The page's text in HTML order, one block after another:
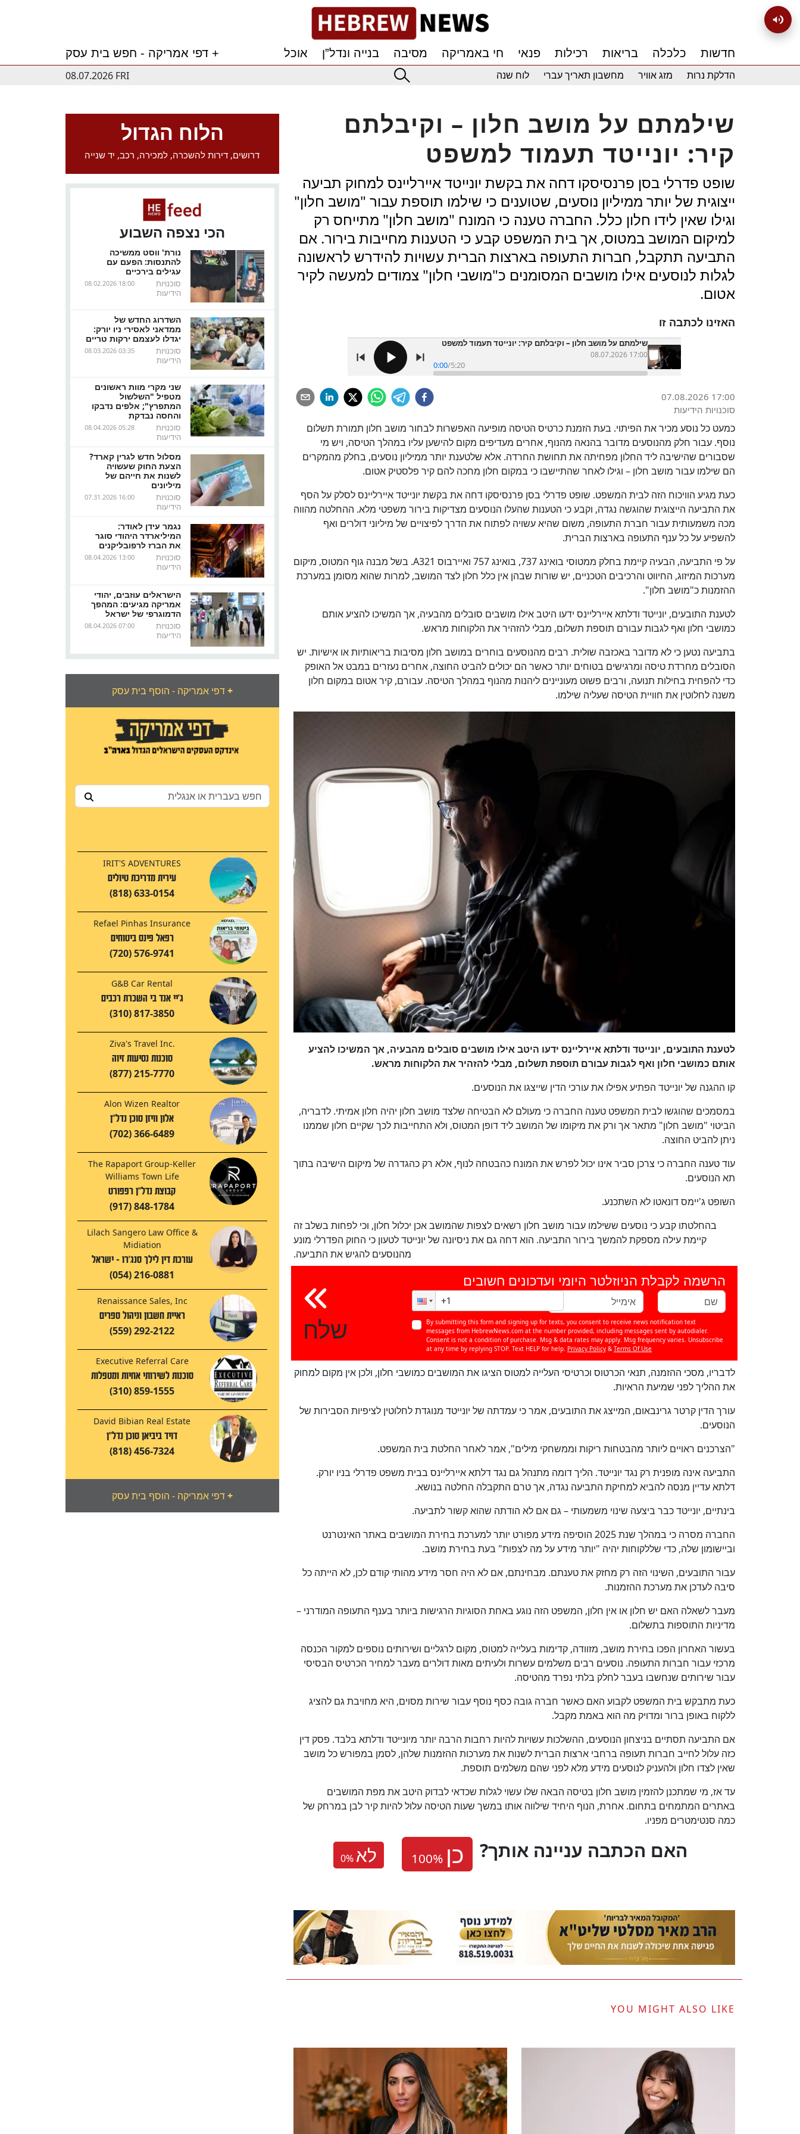
דפי אמריקה - חפש בית עסק + חדשות כלכלה בריאות רכילות פנאי חי באמריקה מסיבה בנייה ונדל”ן
אוכל
08.07.2026 FRI
הדלקת נרות מזג אוויר מחשבון תאריך עברי לוח שנה
הלוח הגדול
דרושים, דירות להשכרה, למכירה, רכב, יד שנייה
הכי נצפה השבוע
נורת' ווסט ממשיכה
להתנסות: הפעם עם
עגילים בירכיים
08.02.2026 18:00
סוכנויות
הידיעות
השדרוג החדש של
ממדאני לאסירי ניו יורק:
יגדלו לעצמם ירקות טריים
08.03.2026 03:35
סוכנויות
הידיעות
שני מקרי מוות ראשונים
מטפיל "השלשול
המתפרץ"; אלפים נדבקו
והחסה נבדקת
08.04.2026 05:28
סוכנויות
הידיעות
מסלול חדש לגרין קארד?
הצעת החוק שעשויה
לשנות את חייהם של
מיליונים
07.31.2026 16:00
סוכנויות
הידיעות
נגמר עידן לאודר:
המיליארדר היהודי סוגר
את הברז לרפובליקנים
08.04.2026 13:00
סוכנויות
הידיעות
הישראלים עוזבים, יהודי
אמריקה מגיעים: המהפך
הדמוגרפי של ישראל
08.04.2026 07:00
סוכנויות
הידיעות
דפי אמריקה - הוסף בית עסק+
IRIT'S ADVENTURES
עירית מדריכת טיולים
(818) 633-0154
Refael Pinhas Insurance
רפאל פינס ביטוחים
(720) 576-9741
G&B Car Rental
ג'יי אנד בי השכרת רכבים
(310) 817-3850
Ziva's Travel Inc.
סוכנות נסיעות זיוה
(877) 215-7770
Alon Wizen Realtor
אלון וויזן סוכן נדל"ן
(702) 366-6489
The Rapaport Group-Keller
Williams Town Life
קבוצת נדל"ן רפפורט
(917) 848-1784
Lilach Sangero Law Office &
Midiation
עורכת דין לילך סנג'רו - ישראל
(054) 216-0881
Renaissance Sales, Inc
ראיית חשבון וניהול ספרים
(559) 292-2122
Executive Referral Care
סוכנות לשירותי אחיות ומטפלות
(310) 859-1555
David Bibian Real Estate
דויד ביביאן סוכן נדל"ן
(818) 456-7324
דפי אמריקה - הוסף בית עסק+
שילמתם על מושב חלון – וקיבלתם
קיר: יונייטד תעמוד למשפט
שופט פדרלי בסן פרנסיסקו דחה את בקשת יונייטד איירליינס למחוק תביעה
ייצוגית של יותר ממיליון נוסעים, שטוענים כי שילמו תוספת עבור "מושב חלון"
וגילו שאין לידו חלון כלל. החברה טענה כי המונח "מושב חלון" מתייחס רק
למיקום המושב במטוס, אך בית המשפט קבע כי הטענות מחייבות בירור. אם
התביעה תתקבל, חברות התעופה בארצות הברית עשויות להידרש לראשונה
לגלות לנוסעים אילו מושבים המסומנים כ"מושבי חלון" צמודים למעשה לקיר
אטום.
האזינו לכתבה זו
שילמתם על מושב חלון – וקיבלתם קיר: יונייטד תעמוד למשפט
08.07.2026 17:00
0:00/5:20
07.08.2026 17:00
סוכנויות הידיעות
כמעט כל נוסע מכיר את הפיתוי. בעת הזמנת כרטיס הטיסה מופיעה האפשרות לבחור מושב חלון תמורת תשלום
נוסף. עבור חלק מהנוסעים מדובר בהנאה מהנוף, אחרים מעדיפים מקום להישען עליו במהלך הטיסה, ויש מי
שסבורים שהישיבה ליד החלון מפחיתה את תחושת החרדה. אלא שלטענת יותר ממיליון נוסעים, בחלק מהמקרים
הם שילמו עבור מושב חלון – וגילו לאחר שהתיישבו כי במקום חלון מחכה להם קיר פלסטיק אטום.
כעת מגיע הוויכוח הזה לבית המשפט. שופט פדרלי בסן פרנסיסקו דחה את בקשת יונייטד איירליינס לסלק על הסף
את התביעה הייצוגית שהוגשה נגדה, וקבע כי הטענות שהעלו הנוסעים מצדיקות בירור משפטי מלא. ההחלטה מהווה
מכה משמעותית עבור חברת התעופה, משום שהיא עשויה לפתוח את הדרך לפיצויים של מיליוני דולרים ואף
להשפיע על כל ענף התעופה בארצות הברית.
על פי התביעה, הבעיה קיימת בחלק ממטוסי בואינג 737, בואינג 757 ואיירבוס A321. בשל מבנה גוף המטוס, מיקום
מערכות המיזוג, החיווט והרכיבים הטכניים, יש שורות שבהן אין כלל חלון לצד המושב, למרות שהוא מסומן במערכת
ההזמנות כ"מושב חלון".
לטענת התובעים, יונייטד ודלתא איירליינס ידעו היטב אילו מושבים סובלים מהבעיה, אך המשיכו להציע אותם
כמושבי חלון ואף לגבות עבורם תוספת תשלום, מבלי להזהיר את הלקוחות מראש.
בתביעה נטען כי לא מדובר באכזבה שולית. רבים מהנוסעים בוחרים במושב חלון מסיבות בריאותיות או אישיות. יש
הסובלים מחרדת טיסה ומרגישים בטוחים יותר כאשר הם יכולים להביט החוצה, אחרים נעזרים במבט אל האופק
כדי להפחית בחילות תנועה, ורבים פשוט מעוניינים ליהנות מהנוף במהלך הטיסה. עבורם, קיר אטום במקום חלון
משנה לחלוטין את חוויית הטיסה שעליה שילמו.
לטענת התובעים, יונייטד ודלתא איירליינס ידעו היטב אילו מושבים סובלים מהבעיה, אך המשיכו להציע
אותם כמושבי חלון ואף לגבות עבורם תוספת תשלום, מבלי להזהיר את הלקוחות מראש.
קו ההגנה של יונייטד הפתיע אפילו את עורכי הדין שייצגו את הנוסעים.
במסמכים שהוגשו לבית המשפט טענה החברה כי מעולם לא הבטיחה שלצד מושב חלון יהיה חלון אמיתי. לדבריה,
הביטוי "מושב חלון" מתאר אך ורק את מיקומו של המושב ליד דופן המטוס, ולא התחייבות לכך שקיים חלון שממנו
ניתן להביט החוצה.
עוד טענה החברה כי צרכן סביר אינו יכול לפרש את המונח כהבטחה לנוף, אלא רק כהגדרה של מיקום הישיבה בתוך
תא הנוסעים.
השופט ג'יימס דונאטו לא השתכנע.
בהחלטתו קבע כי נוסעים ששילמו עבור מושב חלון רשאים לצפות שהמושב אכן יכלול חלון, וכי לפחות בשלב זה
קיימת עילה מספקת להמשך בירור התביעה. הוא דחה גם את ניסיונה של יונייטד לטעון כי החוק הפדרלי מונע
מהנוסעים להגיש את התביעה.
שלח
הרשמה לקבלת הניוזלטר היומי ועדכונים חשובים
By submitting this form and signing up for texts, you consent to receive news notification text
messages from HebrewNews.com at the number provided, including messages sent by autodialer.
Consent is not a condition of purchase. Msg & data rates may apply. Msg frequency varies. Unsubscribe
at any time by replying STOP. Text HELP for help. Privacy Policy & Terms Of Use
לדבריו, מסכי ההזמנה, תנאי הכרטוס וכרטיסי העלייה למטוס הציגו את המושבים כמושבי חלון, ולכן אין מקום למחוק
את ההליך לפני שמיעת הראיות.
עורך הדין קרטר גרינבאום, המייצג את התובעים, אמר כי עמדתה של יונייטד מנוגדת לחלוטין לציפיות הסבירות של
הנוסעים.
"הצרכנים ראויים ליותר מהבטחות ריקות וממשחקי מילים", אמר לאחר החלטת בית המשפט.
התביעה אינה מופנית רק נגד יונייטד. הליך דומה מתנהל גם נגד דלתא איירליינס בבית משפט פדרלי בניו יורק.
דלתא עדיין מנסה להביא למחיקת התביעה נגדה, אך טרם התקבלה החלטה בנושא.
בינתיים, יונייטד כבר ביצעה שינוי משמעותי – גם אם לא הודתה שהוא קשור לתביעה.
החברה מסרה כי במהלך שנת 2025 הוסיפה מידע מפורט יותר למערכת בחירת המושבים באתר האינטרנט
וביישומון שלה, כדי שללקוחות יהיה "יותר מידע על מה לצפות" בעת בחירת מושב.
עבור התובעים, השינוי הזה רק מחזק את טענתם. מבחינתם, אם לא היה חסר מידע מהותי קודם לכן, לא הייתה כל
סיבה לעדכן את מערכת ההזמנות.
מעבר לשאלה האם יש חלון או אין חלון, המשפט הזה נוגע באחת הסוגיות הרגישות ביותר בענף התעופה המודרני –
מדיניות התוספות בתשלום.
בעשור האחרון הפכו בחירת מושב, מזוודה, קדימות בעלייה למטוס, מקום לרגליים ושירותים נוספים למקור הכנסה
מרכזי עבור חברות התעופה. נוסעים רבים משלמים עשרות ולעיתים מאות דולרים מעבר למחיר הכרטיס הבסיסי
עבור שירותים שנחשבו בעבר לחלק בלתי נפרד מהטיסה.
כעת מתבקש בית המשפט לקבוע האם כאשר חברה גובה כסף נוסף עבור שירות מסוים, היא מחויבת גם להציג
ללקוח באופן ברור ומדויק מה הוא באמת מקבל.
אם התביעה תסתיים בניצחון הנוסעים, ההשלכות עשויות להיות רחבות הרבה יותר מיונייטד ודלתא בלבד. פסק דין
כזה עלול לחייב חברות תעופה ברחבי ארצות הברית לשנות את מערכות ההזמנות שלהן, לסמן במפורש כל מושב
שאין לצדו חלון ולהעניק לנוסעים מידע מלא לפני שהם משלמים תוספת.
עד אז, מי שמתכנן להזמין מושב חלון בטיסה הבאה שלו עשוי לגלות שכדאי לבדוק היטב את מפת המושבים
באתרים המתמחים בתחום. אחרת, הנוף היחיד שילווה אותו במשך שעות הטיסה עלול להיות קיר לבן במרחק של
כמה סנטימטרים מפניו.
0% לא ?האם הכתבה עניינה אותך
YOU MIGHT ALSO LIKE